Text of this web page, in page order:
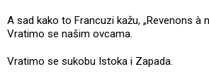
A sad kako to Francuzi kažu, „Revenons à
Vratimo se našim ovcama.
Vratimo se sukobu Istoka i Zapada.